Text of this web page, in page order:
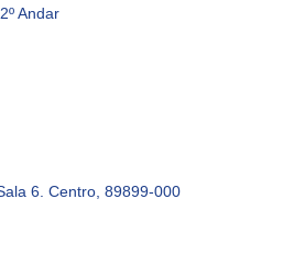
Andar
6. Centro, 89899-000